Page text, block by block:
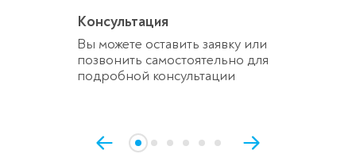
Консультация
Вы можете оставить заявку или
позвонить самостоятельно для
подробной консультации